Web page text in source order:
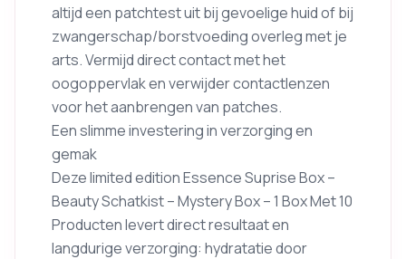
altijd een patchtest uit bij gevoelige huid of bij
zwangerschap/borstvoeding overleg met je
arts. Vermijd direct contact met het
oogoppervlak en verwijder contactlenzen
voor het aanbrengen van patches.
Een slimme investering in verzorging en
gemak
Deze limited edition Essence Suprise Box –
Beauty Schatkist – Mystery Box – 1 Box Met 10
Producten levert direct resultaat en
langdurige verzorging: hydratatie door